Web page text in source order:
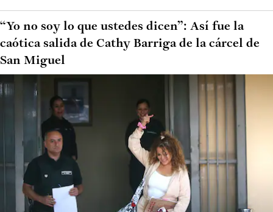
“Yo no soy lo que ustedes dicen”: Así fue la
caótica salida de Cathy Barriga de la cárcel de
San Miguel